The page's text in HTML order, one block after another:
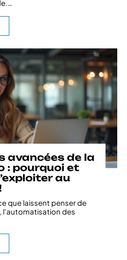
…
avancées de la
: pourquoi et
au
que laissent penser de
l'automatisation des